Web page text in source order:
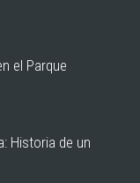
el Parque
Historia de un